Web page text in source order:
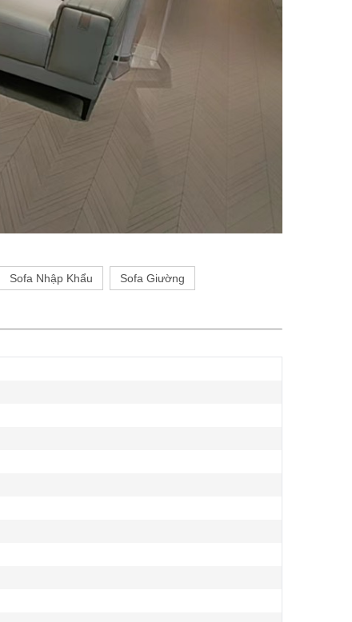
Sofa Nhập Khẩu Sofa Giường